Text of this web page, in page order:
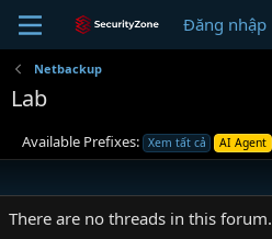
Đăng nhập
Netbackup
Lab
Available Prefixes: Xem tất cả AI Agent
There are no threads in this forum.